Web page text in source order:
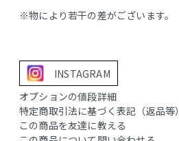
※物により若干の差がございます。
INSTAGRAM
オプションの値段詳細
特定商取引法に基づく表記（返品等）
この商品を友達に教える